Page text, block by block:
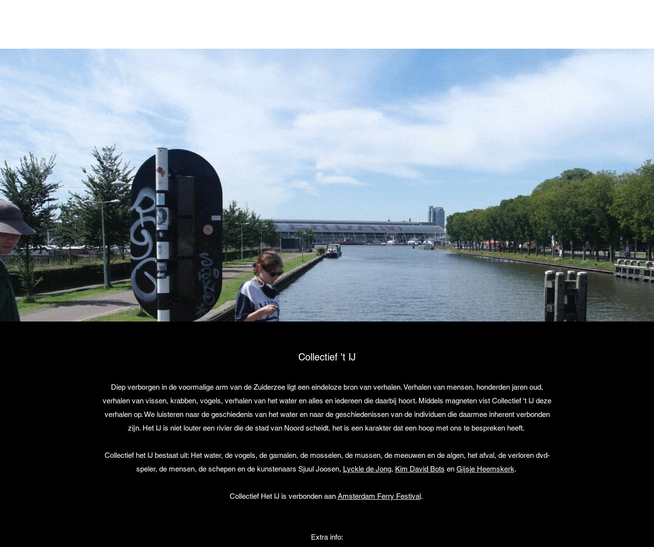
Collectief 't IJ
Diep verborgen in de voormalige arm van de Zuiderzee ligt een eindeloze bron van verhalen. Verhalen van mensen, honderden jaren oud,
verhalen van vissen, krabben, vogels, verhalen van het water en alles en iedereen die daarbij hoort. Middels magneten vist Collectief 't IJ deze
verhalen op. We luisteren naar de geschiedenis van het water en naar de geschiedenissen van de individuen die daarmee inherent verbonden
zijn. Het IJ is niet louter een rivier die de stad van Noord scheidt, het is een karakter dat een hoop met ons te bespreken heeft.
Collectief het IJ bestaat uit: Het water, de vogels, de garnalen, de mosselen, de mussen, de meeuwen en de algen, het afval, de verloren dvd-
speler, de mensen, de schepen en de kunstenaars Sjuul Joosen, Lyckle de Jong, Kim David Bots en Gijsje Heemskerk.
Collectief Het IJ is verbonden aan Amsterdam Ferry Festival.
Extra info: